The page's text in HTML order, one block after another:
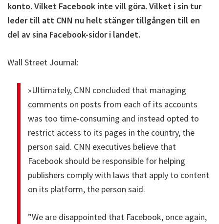
konto. Vilket Facebook inte vill göra. Vilket i sin tur
leder till att CNN nu helt stänger tillgången till en
del av sina Facebook-sidor i landet.
Wall Street Journal:
»Ultimately, CNN concluded that managing
comments on posts from each of its accounts
was too time-consuming and instead opted to
restrict access to its pages in the country, the
person said. CNN executives believe that
Facebook should be responsible for helping
publishers comply with laws that apply to content
on its platform, the person said.
”We are disappointed that Facebook, once again,